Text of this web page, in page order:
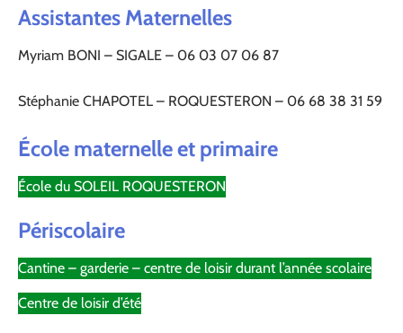
Assistantes Maternelles
Myriam BONI – SIGALE – 06 03 07 06 87
Stéphanie CHAPOTEL – ROQUESTERON – 06 68 38 31 59
École maternelle et primaire
École du SOLEIL ROQUESTERON
Périscolaire
Cantine – garderie – centre de loisir durant l’année scolaire
Centre de loisir d’été